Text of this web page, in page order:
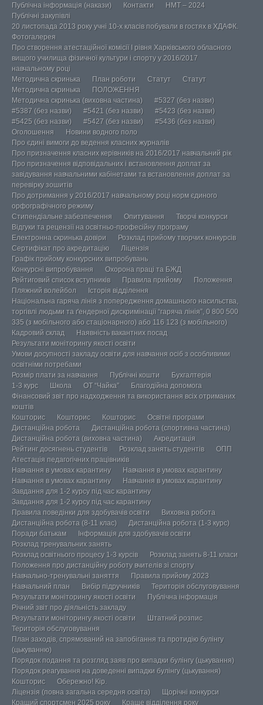
Публічна інформація (накази)
Контакти
НМТ – 2024
Публічні закупівлі
20 листопада 2013 року учні 10-х класів побували в гостях в ХДАФК.
Фотогалерея
Про створення атестаційної комісії І рівня Харківського обласного
вищого училища фізичної культури і спорту у 2016/2017
навчальному році
Методична скринька
План роботи Статут
Статут
Методична скринька
ПОЛОЖЕННЯ
Методична скринька (виховна частина)
#5327 (без назви)
#5387 (без назви)
#5421 (без назви)
#5423 (без назви)
#5425 (без назви)
#5427 (без назви)
#5436 (без назви)
Оголошення
Новини водного поло
Про єдині вимоги до ведення класних журналів
Про призначення класних керівників на 2016/2017 навчальний рік
Про призначення відповідальних і встановлення доплат за
завідування навчальними кабінетами та встановлення доплат за
перевірку зошитів
Про дотримання у 2016/2017 навчальному році норм єдиного
орфографічного режиму
Стипендіальне забезпечення
Опитування
Творчі конкурси
Відгуки та рецензії на освітньо-професійну програму
Електронна скринька довіри
Розклад прийому творчих конкурсів
Сертифікат про акредитацію
Ліцензія
Графік прийому конкурсних випробувань
Конкурсні випробування
Охорона праці та БЖД
Рейтиговий список вступників
Правила прийому
Положення
Пляжний волейбол
Історія відділення
Національна гаряча лінія з попередження домашнього насильства,
торгівлі людьми та ґендерної дискримінації “гаряча лінія”, 0 800 500
335 (з мобільного або стаціонарного) або 116 123 (з мобільного)
Кадровий склад
Наявність вакантних посад
Результати моніторингу якості освіти
Умови досупності закладу освіти для навчання осіб з особливими
освітніми потребами
Розмір плати за навчання
Публічні кошти
Бухгалтерія
1-3 курс
Школа ОТ “Чайка”
Благодійна допомога
Фінансовий звіт про надходження та використання всіх отриманих
коштів
Кошторис
Кошторис Кошторис
Освітні програми
Дистанційна робота
Дистанційна робота (спортивна частина)
Дистанційна робота (виховна частина)
Акредитація
Рейтинг досягнень студентів
Розклад занять студентів
ОПП
Атестація педагогічних працівників
Навчання в умовах карантину
Навчання в умовах карантину
Навчання в умовах карантину
Навчання в умовах карантину
Завдання для 1-2 курсу під час карантину
Завдання для 1-2 курсу під час карантину
Правила поведінки для здобувачів освіти
Виховна робота
Дистанційна робота (8-11 клас)
Дистанційна робота (1-3 курс)
Поради батькам
Інформація для здобувачів освіти
Розклад тренувальних занять
Розклад освітнього процесу 1-3 курсів
Розклад занять 8-11 класи
Положення про дистанційну роботу вчителів зі спорту
Навчально-тренувальні заняття
Правила прийому 2023
Навчальний план
Вибір підручників
Територія обслуговування
Результати моніторингу якості освіти
Публічна інформація
Річний звіт про діяльність закладу
Результати моніторингу якості освіти
Штатний розпис
Територія обслуговування
План заходів, спрямований на запобігання та протидію булінгу
(цькуванню)
Порядок подання та розгляд заяв про випадки булінгу (цькування)
Порядок реагування на доведенні випадки булінгу (цькування)
Кошторис
Обережно! Кір.
Ліцензія (повна загальна середня освіта)
Щорічні конкурси
Кращий спортсмен 2025 року
Краще відділення року